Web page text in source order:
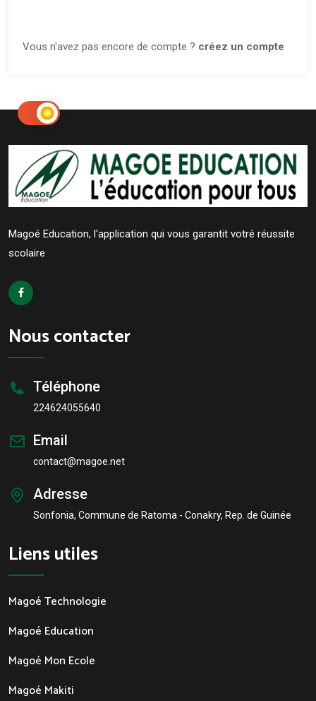
Vous n'avez pas encore de compte ? créez un compte
Magoé Education, l'application qui vous garantit votré réussite
scolaire
Nous contacter
Téléphone
224624055640
Email
contact@magoe.net
Adresse
Sonfonia, Commune de Ratoma - Conakry, Rep. de Guinée
Liens utiles
Magoé Technologie
Magoé Education
Magoé Mon Ecole
Magoé Makiti